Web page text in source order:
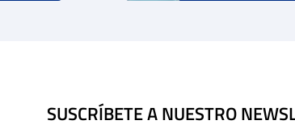
SUSCRÍBETE A NUESTRO